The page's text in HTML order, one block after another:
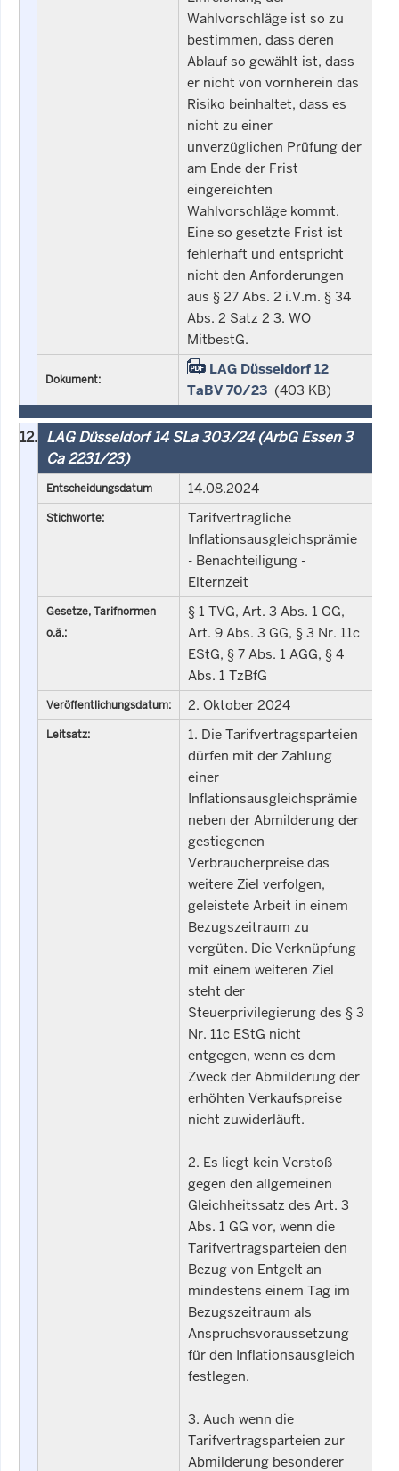
Wahlvorschläge ist so zu
bestimmen, dass deren
Ablauf so gewählt ist, dass
er nicht von vornherein das
Risiko beinhaltet, dass es
nicht zu einer
unverzüglichen Prüfung der
am Ende der Frist
eingereichten
Wahlvorschläge kommt.
Eine so gesetzte Frist ist
fehlerhaft und entspricht
nicht den Anforderungen
aus § 27 Abs. 2 i.V.m. § 34
Abs. 2 Satz 2 3. WO
MitbestG.
Dokument:
LAG Düsseldorf 12
TaBV 70/23 (403 KB)
12. LAG Düsseldorf 14 SLa 303/24 (ArbG Essen 3
Ca 2231/23)
Entscheidungsdatum 14.08.2024
Stichworte:
Tarifvertragliche
Inflationsausgleichsprämie
- Benachteiligung -
Elternzeit
Gesetze, Tarifnormen
o.ä.:
§ 1 TVG, Art. 3 Abs. 1 GG,
Art. 9 Abs. 3 GG, § 3 Nr. 11c
EStG, § 7 Abs. 1 AGG, § 4
Abs. 1 TzBfG
Veröffentlichungsdatum: 2. Oktober 2024
Leitsatz:
1. Die Tarifvertragsparteien
dürfen mit der Zahlung
einer
Inflationsausgleichsprämie
neben der Abmilderung der
gestiegenen
Verbraucherpreise das
weitere Ziel verfolgen,
geleistete Arbeit in einem
Bezugszeitraum zu
vergüten. Die Verknüpfung
mit einem weiteren Ziel
steht der
Steuerprivilegierung des § 3
Nr. 11c EStG nicht
entgegen, wenn es dem
Zweck der Abmilderung der
erhöhten Verkaufspreise
nicht zuwiderläuft.
2. Es liegt kein Verstoß
gegen den allgemeinen
Gleichheitssatz des Art. 3
Abs. 1 GG vor, wenn die
Tarifvertragsparteien den
Bezug von Entgelt an
mindestens einem Tag im
Bezugszeitraum als
Anspruchsvoraussetzung
für den Inflationsausgleich
festlegen.
3. Auch wenn die
Tarifvertragsparteien zur
Abmilderung besonderer